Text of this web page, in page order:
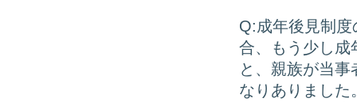
Q:成年後見制
合、もう少し成
と、親族が当
なりありました